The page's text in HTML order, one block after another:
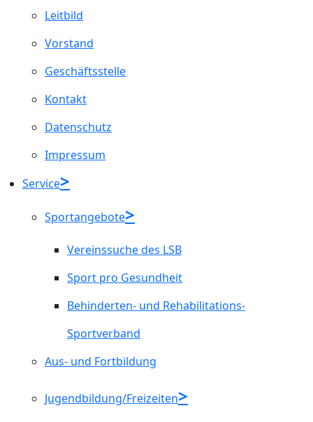
Leitbild
Vorstand
Geschäftsstelle
Kontakt
Datenschutz
Impressum
Service
Sportangebote
Vereinssuche des LSB
Sport pro Gesundheit
Behinderten- und Rehabilitations-
Sportverband
Aus- und Fortbildung
Jugendbildung/Freizeiten